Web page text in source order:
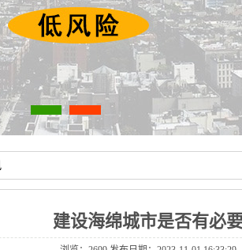
建设海绵城市是否有必